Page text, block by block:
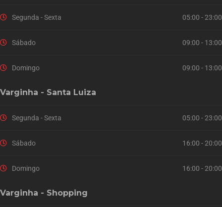
Segunda - Sexta 05:00 - 23:00
Sábado 09:00 - 13:00
Domingo 09:00 - 13:00
Varginha - Santa Luiza
Segunda - Sexta 05:00 - 23:00
Sábado 16:00 - 20:00
Domingo 16:00 - 20:00
Varginha - Shopping